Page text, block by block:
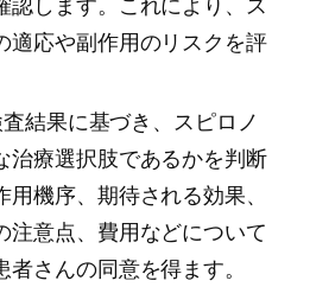
適応や副作用のリスクを評
結果に基づき、スピロノ
治療選択肢であるかを判断
機序、期待される効果、
注意点、費用などについて
さんの同意を得ます。